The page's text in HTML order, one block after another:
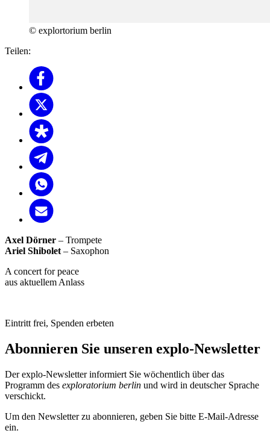
© explortorium berlin
Teilen:
Axel Dörner – Trompete
Ariel Shibolet – Saxophon
A concert for peace
aus aktuellem Anlass
Eintritt frei, Spenden erbeten
Abonnieren Sie unseren explo-Newsletter
Der explo-Newsletter informiert Sie wöchentlich über das
Programm des exploratorium berlin und wird in deutscher Sprache
verschickt.
Um den Newsletter zu abonnieren, geben Sie bitte E-Mail-Adresse
ein.